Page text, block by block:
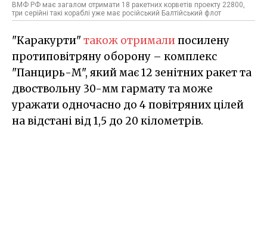
ВМФ РФ має загалом отримати 18 ракетних корветів проекту 22800,
три серійні такі кораблі уже має російський Балтійський флот
"Каракурти"також отрималипосилену
протиповітряну оборону – комплекс
"Панцирь-М", який має 12 зенітних ракет та
двоствольну 30-мм гармату та може
уражати одночасно до 4 повітряних цілей
на відстані від 1,5 до 20 кілометрів.